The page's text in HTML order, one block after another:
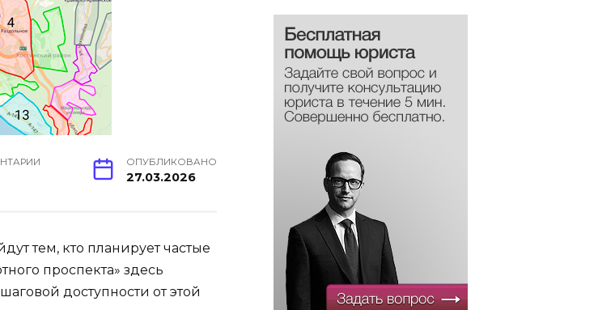
ОПУБЛИКОВАНО
27.03.2026
тем, кто планирует частые
проспекта» здесь
доступности от этой